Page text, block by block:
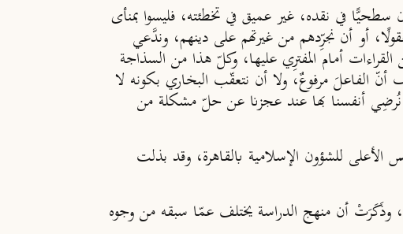
في نقده، غير عميق في تخطئته، فليسوا بمنأى
أو أن نجرِّدهم من غيرتهم على دينهم، وندَّعي
القراءات أمام المفترِي عليها، وكلّ هذا من السذاجة
الفاعلَ مرفوعٌ، ولا أن نتعقّب البخاري بكونه لا
أنفسنا بها عند عجزنا عن حلّ مشكلة من
للشؤون الإسلامية بالقاهرة، وقد بذلت
وذَكَرَتْ أن منهج الدراسة يختلف عمّا سبقه من وجوه